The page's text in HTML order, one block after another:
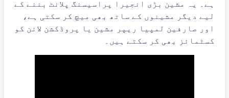
ہے۔ یہ مشین بڑی انجیرا پراسیسنگ پلانٹ بننے کے
لیے دیگر مشینوں کے ساتھ بھی میچ کر سکتی ہے،
اور صارفین لمپیا ریپر مشین یا پروڈکشن لائن کو
کسٹمائز بھی کر سکتے ہیں۔